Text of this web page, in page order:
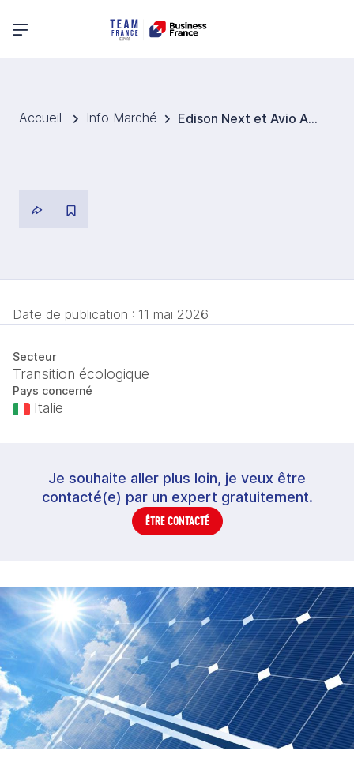
Menu principal
Accueil Info Marché Edison Next et Avio Aero inaugurent à Rivalta un parc photovoltaïque de 3,6 MW
Date de publication : 11 mai 2026
Secteur
Transition écologique
Pays concerné
Italie
Je souhaite aller plus loin, je veux être
contacté(e) par un expert gratuitement.
ÊTRE CONTACTÉ